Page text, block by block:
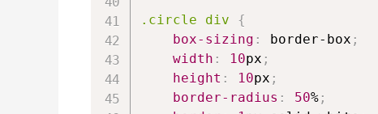
.circle div
{
box-sizing : border-box ;
width : 10px ;
height : 10px ;
border-radius : 50%;